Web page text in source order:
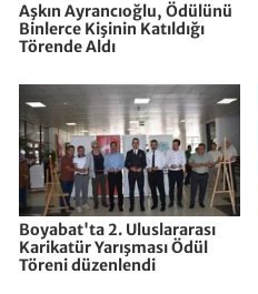
Aşkın Ayrancıoğlu, Ödülünü
Binlerce Kişinin Katıldığı
Törende Aldı
Boyabat'ta 2. Uluslararası
Karikatür Yarışması Ödül
Töreni düzenlendi